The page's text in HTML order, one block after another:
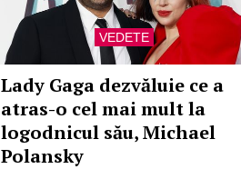
VEDETE
Lady Gaga dezvăluie ce a
atras-o cel mai mult la
logodnicul său, Michael
Polansky